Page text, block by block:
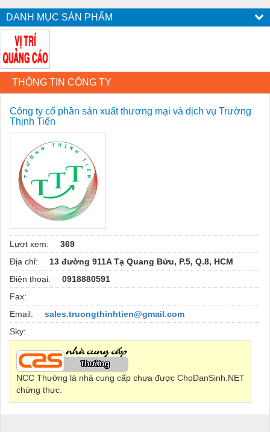
DANH MỤC SẢN PHẨM
THÔNG TIN CÔNG TY
Công ty cổ phần sản xuất thương mại và dịch vụ Trường
Thịnh Tiến
Lượt xem:
369
Địa chỉ:
13 đường 911A Tạ Quang Bửu, P.5, Q.8, HCM
Điện thoại:
0918880591
Fax:
Email:
sales.truongthinhtien@gmail.com
Sky:
NCC Thường là nhà cung cấp chưa được ChoDanSinh.NET
chứng thực.